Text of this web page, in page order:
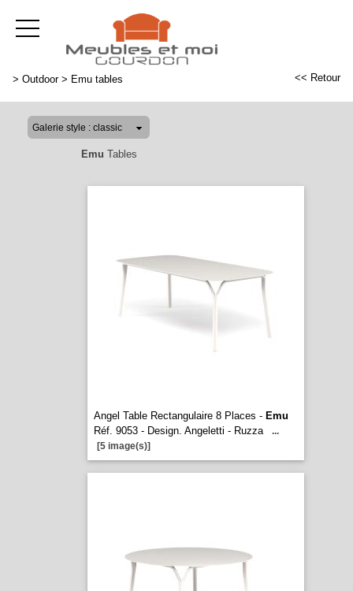
> Outdoor> Emu tables << Retour
Emu Tables
Angel Table Rectangulaire 8 Places - Emu
Réf. 9053 - Design. Angeletti - Ruzza
...
[5 image(s)]